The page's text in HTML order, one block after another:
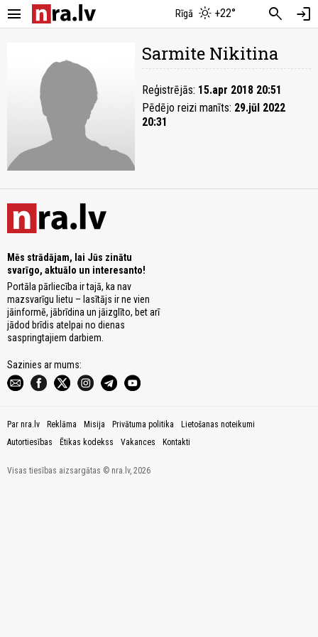
menu Rīgā +22° search login
Sarmite Nikitina
Reģistrējās: 15.apr 2018 20:51
Pēdējo reizi manīts: 29.jūl 2022
20:31
Mēs strādājam, lai Jūs zinātu
svarīgo, aktuālo un interesanto!
Portāla pārliecība ir tajā, ka nav
mazsvarīgu lietu – lasītājs ir ne vien
jāinformē, jābrīdina un jāizglīto, bet arī
jādod brīdis atelpai no dienas
saspringtajiem darbiem.
Sazinies ar mums:
Par nra.lv Reklāma Misija Privātuma politika
Lietošanas noteikumi
Autortiesības
Ētikas kodekss Vakances Kontakti
Visas tiesības aizsargātas © nra.lv, 2026